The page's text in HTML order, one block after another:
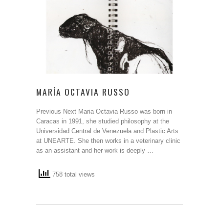
MARÍA OCTAVIA RUSSO
Previous Next Maria Octavia Russo was born in
Caracas in 1991, she studied philosophy at the
Universidad Central de Venezuela and Plastic Arts
at UNEARTE. She then works in a veterinary clinic
as an assistant and her work is deeply …
758 total views